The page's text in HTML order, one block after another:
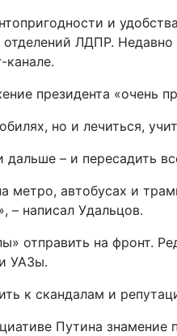
и
ЛДПР.
президента «очень
но и лечиться,
– и пересадить
метро, автобусах и
– написал Удальцов.
отправить на фронт.
УАЗы.
к скандалам и
Путина